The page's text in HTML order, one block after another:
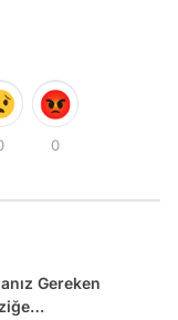
0
Gereken